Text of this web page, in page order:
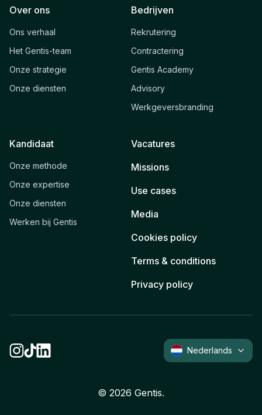
Over ons
Ons verhaal
Het Gentis-team
Onze strategie
Onze diensten
Bedrijven
Rekrutering
Contractering
Gentis Academy
Advisory
Werkgeversbranding
Kandidaat
Onze methode
Onze expertise
Onze diensten
Werken bij Gentis
Vacatures
Missions
Use cases
Media
Cookies policy
Terms & conditions
Privacy policy
© 2026 Gentis.
Nederlands